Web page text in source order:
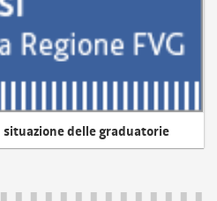
delle graduatorie